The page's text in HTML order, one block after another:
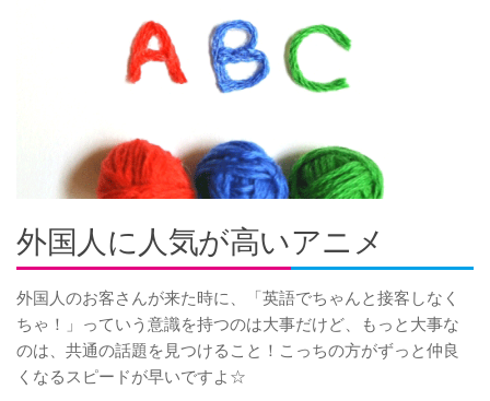
外国人に人気が高いアニメ
外国人のお客さんが来た時に、「英語でちゃんと接客しなく
ちゃ！」っていう意識を持つのは大事だけど、もっと大事な
のは、共通の話題を見つけること！こっちの方がずっと仲良
くなるスピードが早いですよ☆